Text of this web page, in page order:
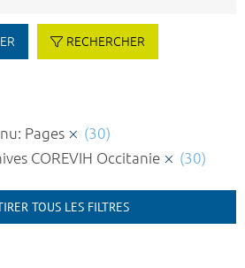
RECHERCHER
Pages
(30)
COREVIH Occitanie
(30)
TOUS LES FILTRES